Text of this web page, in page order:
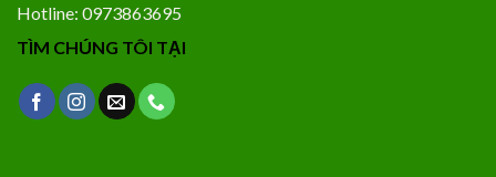
Hotline: 0973863695
TÌM CHÚNG TÔI TẠI